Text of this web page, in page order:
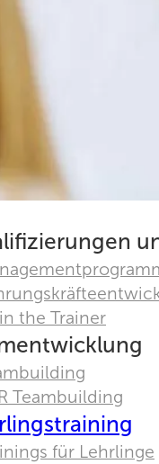
the Trainer
Teambuilding
für Lehrlinge